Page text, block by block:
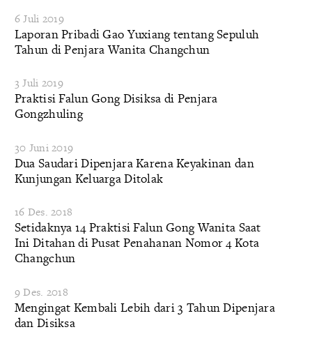
6 Juli 2019
Laporan Pribadi Gao Yuxiang tentang Sepuluh
Tahun di Penjara Wanita Changchun
3 Juli 2019
Praktisi Falun Gong Disiksa di Penjara
Gongzhuling
30 Juni 2019
Dua Saudari Dipenjara Karena Keyakinan dan
Kunjungan Keluarga Ditolak
16 Des. 2018
Setidaknya 14 Praktisi Falun Gong Wanita Saat
Ini Ditahan di Pusat Penahanan Nomor 4 Kota
Changchun
9 Des. 2018
Mengingat Kembali Lebih dari 3 Tahun Dipenjara
dan Disiksa